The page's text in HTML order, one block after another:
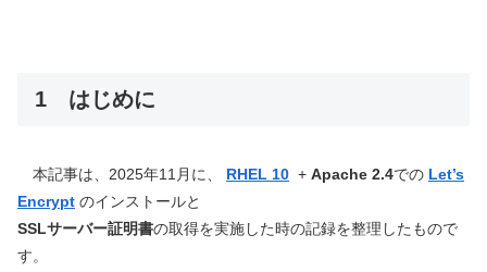
1 はじめに
本記事は、2025年11月に、 RHEL 10 + Apache 2.4での Let’s
Encrypt のインストールと
SSLサーバー証明書の取得を実施した時の記録を整理したもので
す。